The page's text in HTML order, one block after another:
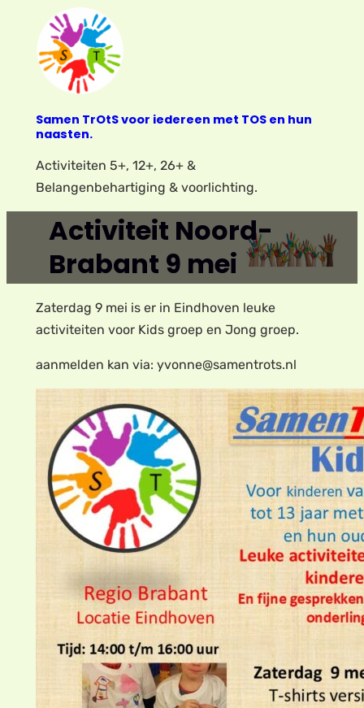
inhoud
Samen TrOtS voor iedereen met TOS en hun
naasten.
Activiteiten 5+, 12+, 26+ &
Belangenbehartiging & voorlichting.
Activiteit Noord-
Brabant 9 mei
Zaterdag 9 mei is er in Eindhoven leuke
activiteiten voor Kids groep en Jong groep.
aanmelden kan via: yvonne@samentrots.nl